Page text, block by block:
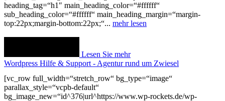
heading_tag=“h1″ main_heading_color=“#ffffff“
sub_heading_color=“#ffffff“ main_heading_margin=“margin-
top:22px;margin-bottom:22px;“... mehr lesen
Lesen Sie mehr
Wordpress Hilfe & Support - Agentur rund um Zwiesel
[vc_row full_width=“stretch_row“ bg_type=“image“
parallax_style=“vcpb-default“
bg_image_new=“id^376|url^https://www.wp-rockets.de/wp-